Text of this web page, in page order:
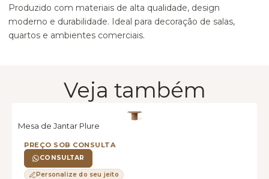
Produzido com materiais de alta qualidade, design
moderno e durabilidade. Ideal para decoração de salas,
quartos e ambientes comerciais.
Veja também
Mesa de Jantar Plure
PREÇO SOB CONSULTA
CONSULTAR
Personalize do seu jeito